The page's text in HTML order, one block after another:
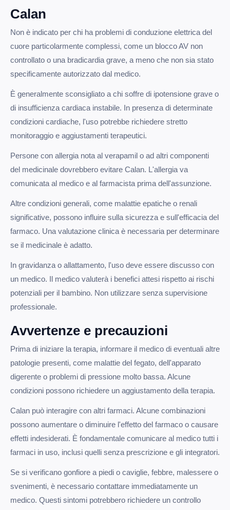
Calan
Non è indicato per chi ha problemi di conduzione elettrica del
cuore particolarmente complessi, come un blocco AV non
controllato o una bradicardia grave, a meno che non sia stato
specificamente autorizzato dal medico.
È generalmente sconsigliato a chi soffre di ipotensione grave o
di insufficienza cardiaca instabile. In presenza di determinate
condizioni cardiache, l'uso potrebbe richiedere stretto
monitoraggio e aggiustamenti terapeutici.
Persone con allergia nota al verapamil o ad altri componenti
del medicinale dovrebbero evitare Calan. L'allergia va
comunicata al medico e al farmacista prima dell'assunzione.
Altre condizioni generali, come malattie epatiche o renali
significative, possono influire sulla sicurezza e sull'efficacia del
farmaco. Una valutazione clinica è necessaria per determinare
se il medicinale è adatto.
In gravidanza o allattamento, l'uso deve essere discusso con
un medico. Il medico valuterà i benefici attesi rispetto ai rischi
potenziali per il bambino. Non utilizzare senza supervisione
professionale.
Avvertenze e precauzioni
Prima di iniziare la terapia, informare il medico di eventuali altre
patologie presenti, come malattie del fegato, dell'apparato
digerente o problemi di pressione molto bassa. Alcune
condizioni possono richiedere un aggiustamento della terapia.
Calan può interagire con altri farmaci. Alcune combinazioni
possono aumentare o diminuire l'effetto del farmaco o causare
effetti indesiderati. È fondamentale comunicare al medico tutti i
farmaci in uso, inclusi quelli senza prescrizione e gli integratori.
Se si verificano gonfiore a piedi o caviglie, febbre, malessere o
svenimenti, è necessario contattare immediatamente un
medico. Questi sintomi potrebbero richiedere un controllo